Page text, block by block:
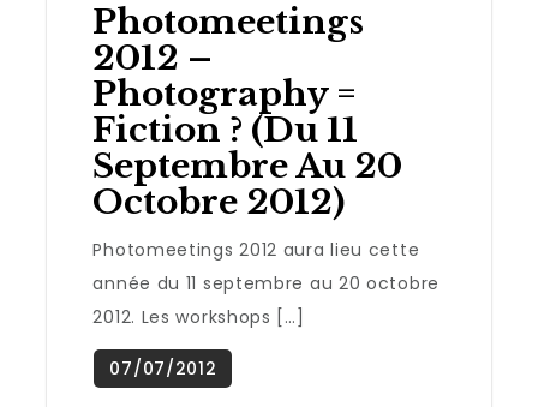
Photomeetings
2012 –
Photography =
Fiction ? (du 11
Septembre Au 20
Octobre 2012)
Photomeetings 2012 aura lieu cette
année du 11 septembre au 20 octobre
2012. Les workshops […]